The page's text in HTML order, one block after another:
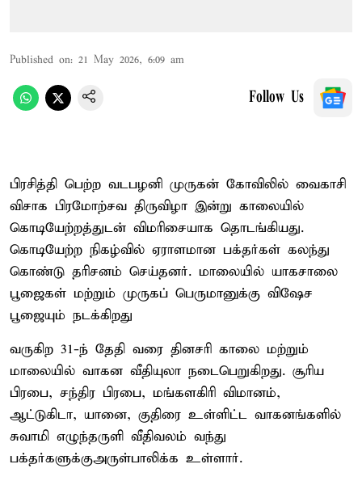
Published on: 21 May 2026, 6:09 am
Follow Us
பிரசித்தி பெற்ற வடபழனி முருகன் கோவிலில் வைகாசி
விசாக பிரமோற்சவ திருவிழா இன்று காலையில்
கொடியேற்றத்துடன் விமரிசையாக தொடங்கியது.
கொடியேற்ற நிகழ்வில் ஏராளமான பக்தர்கள் கலந்து
கொண்டு தரிசனம் செய்தனர். மாலையில் யாகசாலை
பூஜைகள் மற்றும் முருகப் பெருமானுக்கு விஷேச
பூஜையும் நடக்கிறது
வருகிற 31-ந் தேதி வரை தினசரி காலை மற்றும்
மாலையில் வாகன வீதியுலா நடைபெறுகிறது. சூரிய
பிரபை, சந்திர பிரபை, மங்களகிரி விமானம்,
ஆட்டுகிடா, யானை, குதிரை உள்ளிட்ட வாகனங்களில்
சுவாமி எழுந்தருளி வீதிவலம் வந்து
பக்தர்களுக்குஅருள்பாலிக்க உள்ளார்.